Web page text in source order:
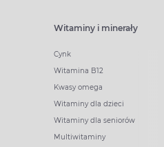
Witaminy i minerały
Cynk
Witamina B12
Kwasy omega
Witaminy dla dzieci
Witaminy dla seniorów
Multiwitaminy